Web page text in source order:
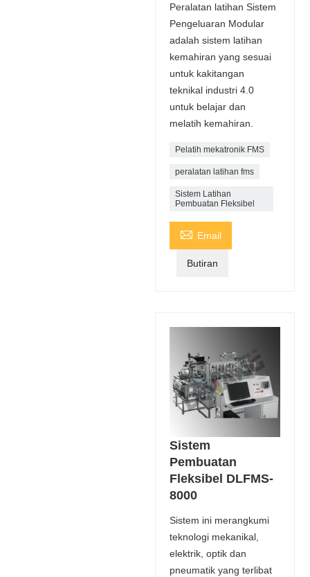
Peralatan latihan Sistem
Pengeluaran Modular
adalah sistem latihan
kemahiran yang sesuai
untuk kakitangan
teknikal industri 4.0
untuk belajar dan
melatih kemahiran.
Pelatih mekatronik FMS
peralatan latihan fms
Sistem Latihan
Pembuatan Fleksibel
 Email
Butiran
Sistem
Pembuatan
Fleksibel DLFMS-
8000
Sistem ini merangkumi
teknologi mekanikal,
elektrik, optik dan
pneumatik yang terlibat